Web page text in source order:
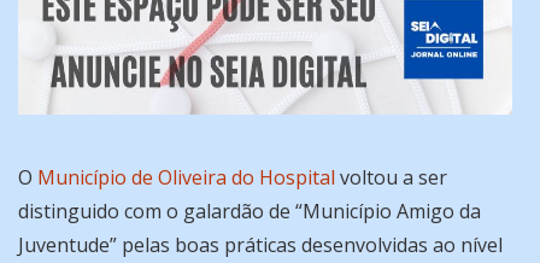
O Município de Oliveira do Hospital voltou a ser
distinguido com o galardão de “Município Amigo da
Juventude” pelas boas práticas desenvolvidas ao nível